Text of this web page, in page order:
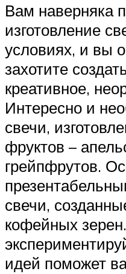
Вам наверняка
изготовление
условиях, и вы
захотите
креативное,
Интересно и
свечи,
фруктов –
грейпфрутов.
свечи,
кофейных
идей поможет